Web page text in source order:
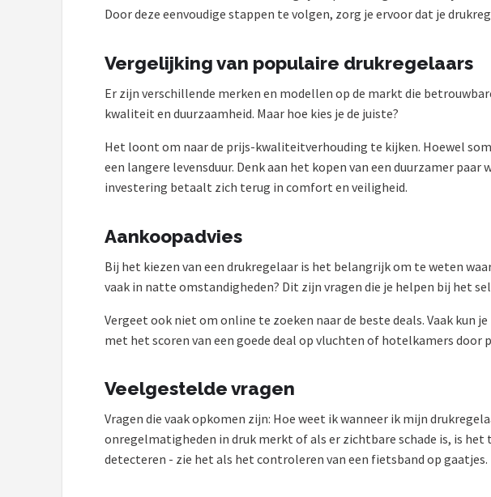
Door deze eenvoudige stappen te volgen, zorg je ervoor dat je
Vergelijking van populaire drukregelaars
Er zijn verschillende merken en modellen op de markt die
kwaliteit en duurzaamheid. Maar hoe kies je de juiste?
Het loont om naar de prijs-kwaliteitverhouding te kijken. Hoewel
een langere levensduur. Denk aan het kopen van een duurzamer
investering betaalt zich terug in comfort en veiligheid.
Aankoopadvies
Bij het kiezen van een drukregelaar is het belangrijk om te weten
vaak in natte omstandigheden? Dit zijn vragen die je helpen bij het
Vergeet ook niet om online te zoeken naar de beste deals. Vaak
met het scoren van een goede deal op vluchten of hotelkamers door
Veelgestelde vragen
Vragen die vaak opkomen zijn: Hoe weet ik wanneer ik mijn
onregelmatigheden in druk merkt of als er zichtbare schade is, is
detecteren - zie het als het controleren van een fietsband op gaatjes.